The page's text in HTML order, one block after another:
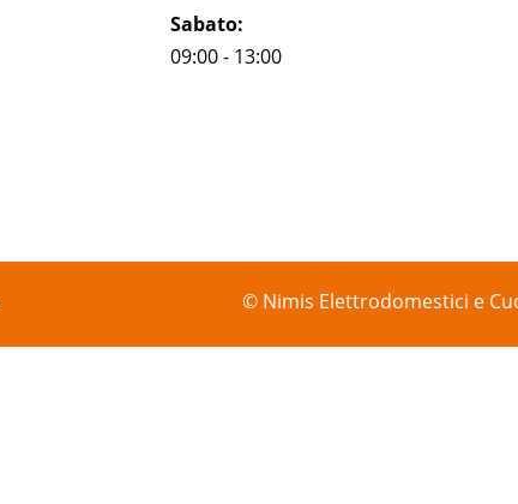
Sabato:
09:00 - 13:00
© Nimis Elettrodomestici e